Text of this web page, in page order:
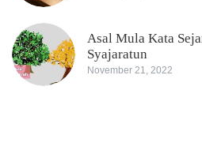
Asal Mula Kata
Syajaratun
November 21, 2022